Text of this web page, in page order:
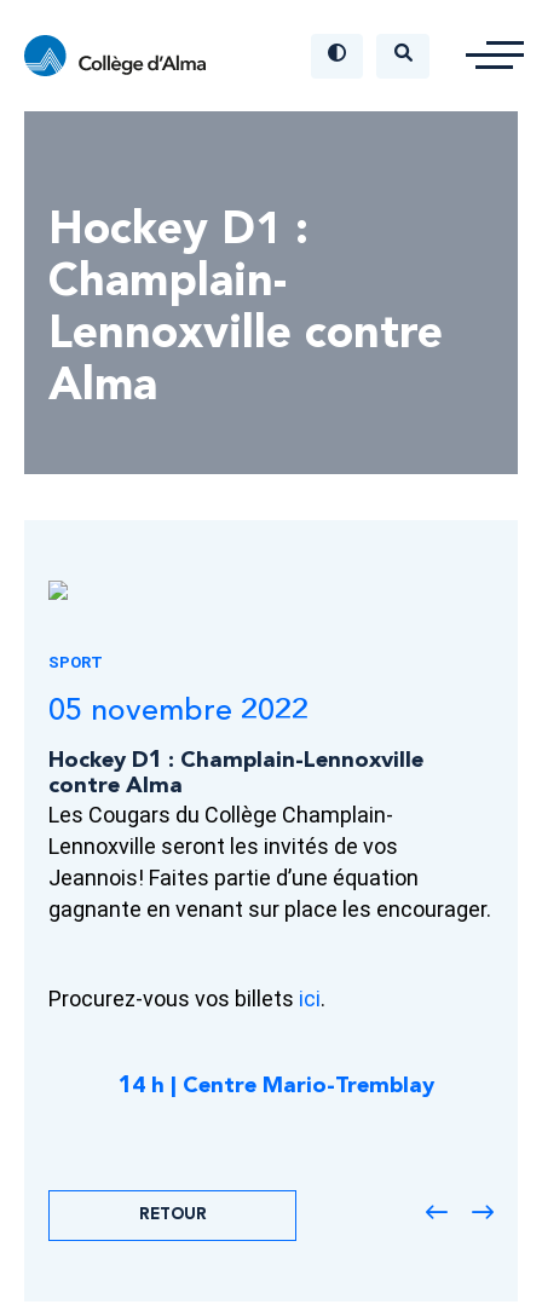
Hockey D1 :
Champlain-
Lennoxville contre
Alma
SPORT
05 novembre 2022
Hockey D1 : Champlain-Lennoxville
contre Alma
Les Cougars du Collège Champlain-
Lennoxville seront les invités de vos
Jeannois! Faites partie d’une équation
gagnante en venant sur place les encourager.
Procurez-vous vos billets ici.
14 h | Centre Mario-Tremblay
RETOUR